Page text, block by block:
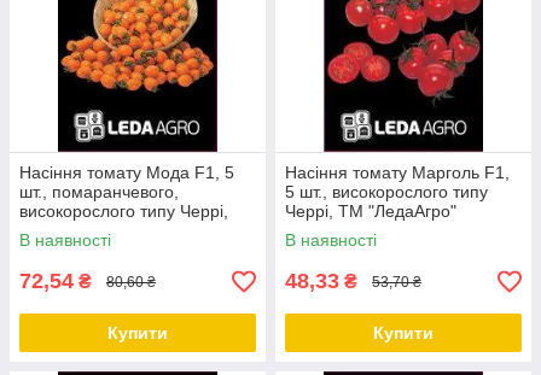
Насіння томату Мода F1, 5
шт., помаранчевого,
високорослого типу Черрі,
ТМ "ЛедаАгро"
В наявності
72,54 ₴ 80,60 ₴
Купити
Насіння томату Марголь F1,
5 шт., високорослого типу
Черрі, ТМ "ЛедаАгро"
В наявності
48,33 ₴ 53,70 ₴
Купити